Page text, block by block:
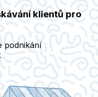
klientů pro
podnikání